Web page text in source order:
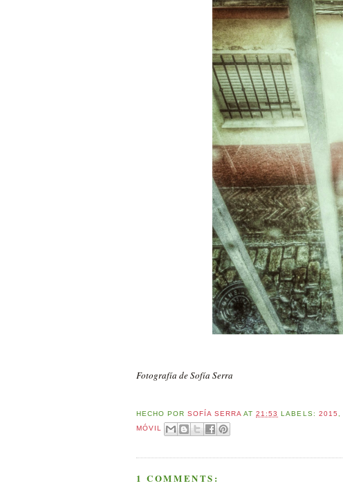
Fotografía de Sofía Serra
HECHO PORSOFÍA SERRAAT21:53 LABELS: 2015
MÓVIL
1 COMMENTS: